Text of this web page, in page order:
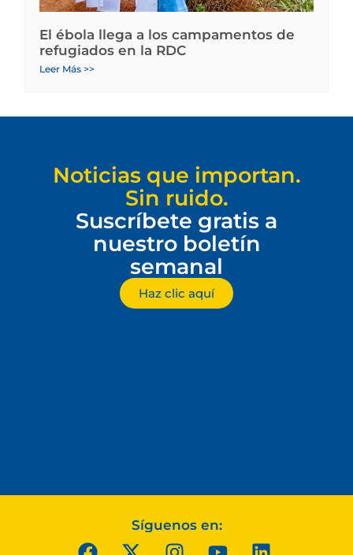
El ébola llega a los campamentos de
refugiados en la RDC
Leer Más >>
Noticias que importan.
Sin ruido.
Suscríbete gratis a
nuestro boletín
semanal
Haz clic aquí
Síguenos en: